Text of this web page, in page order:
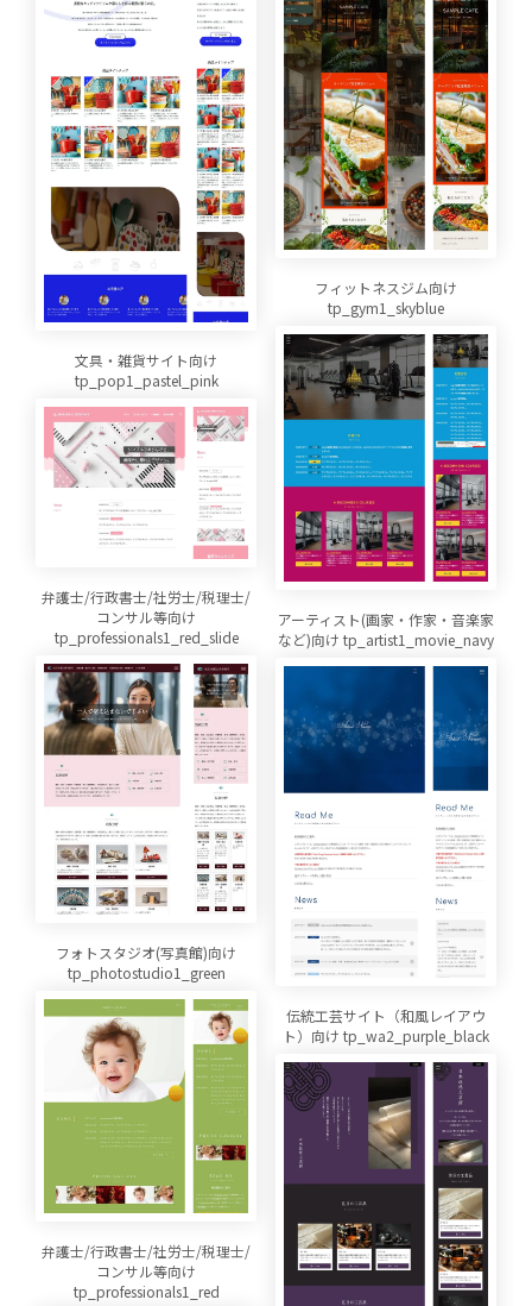
フィットネスジム向け
tp_gym1_skyblue
文具・雑貨サイト向け
tp_pop1_pastel_pink
弁護士/行政書士/社労士/税理士/
コンサル等向け
tp_professionals1_red_slide
アーティスト(画家・作家・音楽家
など)向け tp_artist1_movie_navy
フォトスタジオ(写真館)向け
tp_photostudio1_green
伝統工芸サイト（和風レイアウ
ト）向け tp_wa2_purple_black
弁護士/行政書士/社労士/税理士/
コンサル等向け
tp_professionals1_red